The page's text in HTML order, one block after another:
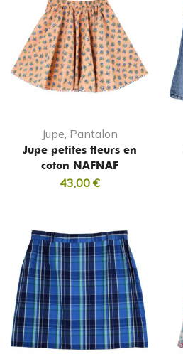
Jupe, Pantalon
Jupe petites fleurs en
coton NAFNAF
43,00 €